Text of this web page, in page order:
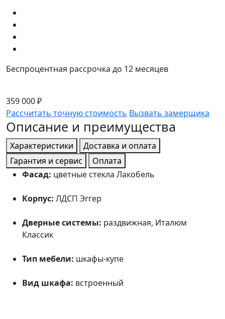
Беспроцентная рассрочка до 12 месяцев
359 000 ₽
Рассчитать точную стоимость Вызвать замерщика
Описание и преимущества
Характеристики
Доставка и оплата
Гарантия и сервис
Оплата
Фасад: цветные стекла Лакобель
Корпус: ЛДСП Эггер
Дверные системы: раздвижная, Италюм
Классик
Тип мебели: шкафы-купе
Вид шкафа: встроенный